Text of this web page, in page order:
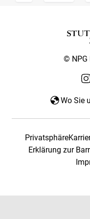
© NPG
Wo Sie
Privatsphäre
Erklärung zur